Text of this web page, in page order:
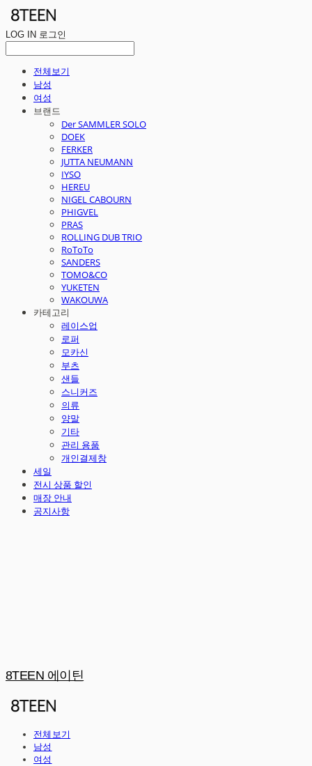
LOG IN 로그인
전체보기
남성
여성
브랜드
Der SAMMLER SOLO
DOEK
FERKER
JUTTA NEUMANN
IYSO
HEREU
NIGEL CABOURN
PHIGVEL
PRAS
ROLLING DUB TRIO
RoToTo
SANDERS
TOMO&CO
YUKETEN
WAKOUWA
카테고리
레이스업
로퍼
모카신
부츠
샌들
스니커즈
의류
양말
기타
관리 용품
개인결제창
세일
전시 상품 할인
매장 안내
공지사항
8TEEN 에이틴
전체보기
남성
여성